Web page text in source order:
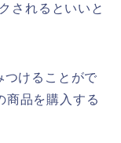
されるといいと
つけることがで
商品を購入する